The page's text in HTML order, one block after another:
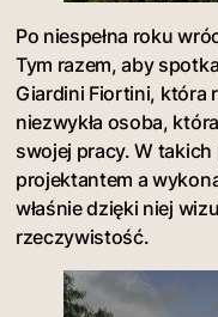
Po niespełna roku
Tym razem, aby
Giardini Fiortini, która
niezwykła osoba,
swojej pracy. W
projektantem a
właśnie dzięki niej
rzeczywistość.